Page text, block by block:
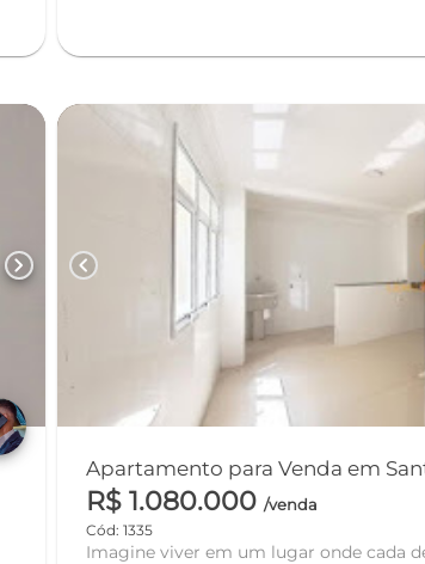
chevron_right chevron_left
Apartamento para Venda em
R$ 1.080.000/venda
Cód: 1335
Imagine viver em um lugar onde cada